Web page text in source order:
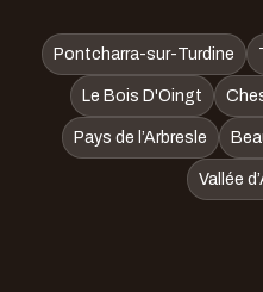
Pontcharra-sur-Turdine
Le Bois D'Oingt
Pays de l’Arbresle
Vallée